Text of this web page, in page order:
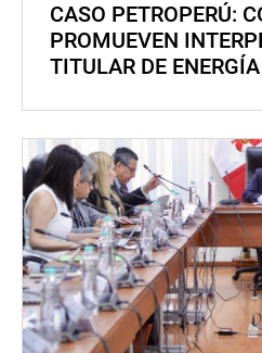
CASO PETROPERÚ:
PROMUEVEN
TITULAR DE